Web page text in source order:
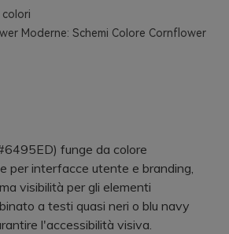
Moderne: Schemi Colore Cornflower
funge da colore
per interfacce utente e branding,
visibilità per gli elementi
a testi quasi neri o blu navy
l'accessibilità visiva.